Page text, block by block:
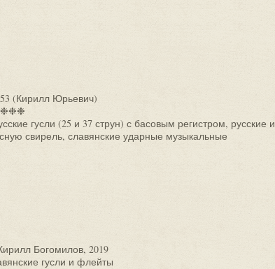
(Кирилл Юрьевич)
гусли (25 и 37 струн) с басовым регистром, русские и
свирель, славянские ударные музыкальные
Богомилов, 2019
гусли и флейты